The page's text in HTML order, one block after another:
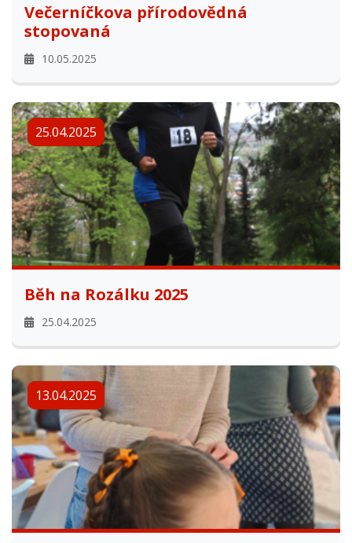
Večerníčkova přírodovědná
stopovaná
10.05.2025
25.04.2025
Běh na Rozálku 2025
25.04.2025
13.04.2025